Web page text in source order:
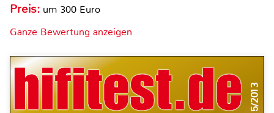
Preis: um 300 Euro
Ganze Bewertung anzeigen
5/2013